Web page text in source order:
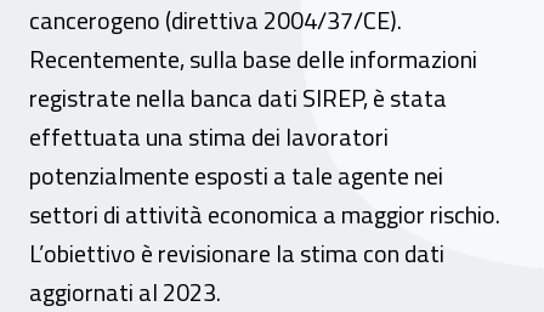
cancerogeno (direttiva 2004/37/CE).
Recentemente, sulla base delle informazioni
registrate nella banca dati SIREP, è stata
effettuata una stima dei lavoratori
potenzialmente esposti a tale agente nei
settori di attività economica a maggior rischio.
L’obiettivo è revisionare la stima con dati
aggiornati al 2023.